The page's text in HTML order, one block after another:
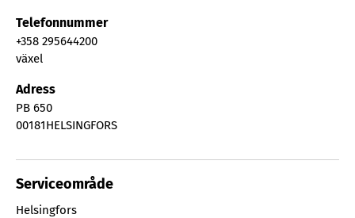
Telefonnummer
+358 295644200
växel
Adress
PB 650
00181HELSINGFORS
Serviceområde
Helsingfors